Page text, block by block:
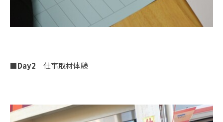
■Day2 仕事取材体験